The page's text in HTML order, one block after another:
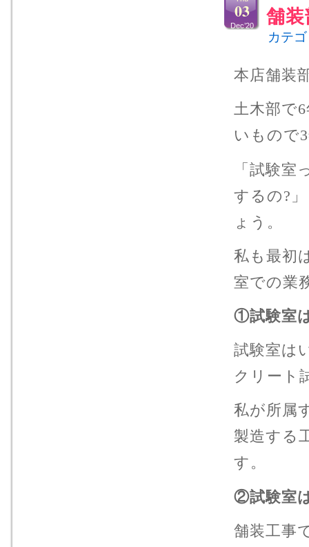
舗
03
Dec’20
カテ
本店舗装
土木部で
いもので
「試験
するの?
ょう。
私も最初
室での業
①試験室
試験室は
クリート
私が所属
製造する
す。
②試験室
舗装工事